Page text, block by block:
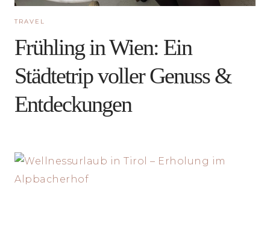
TRAVEL
Frühling in Wien: Ein
Städtetrip voller Genuss &
Entdeckungen